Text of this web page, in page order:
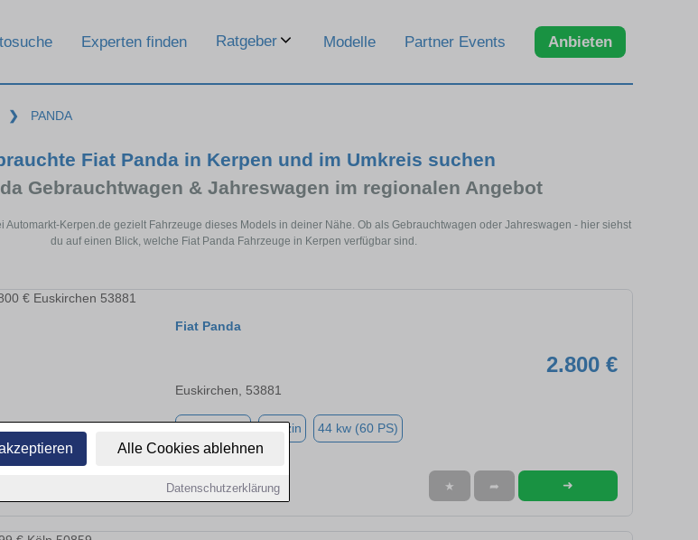
Alle Cookies ablehnen
Datenschutzerklärung
Experten finden Ratgeber Modelle Partner Events Anbieten
❯ PANDA
Fiat Panda in Kerpen und im Umkreis suchen
Gebrauchtwagen & Jahreswagen im regionalen Angebot
Automarkt-Kerpen.de gezielt Fahrzeuge dieses Models in deiner Nähe. Ob als Gebrauchtwagen oder Jahreswagen - hier siehst
du auf einen Blick, welche Fiat Panda Fahrzeuge in Kerpen verfügbar sind.
Fiat Panda
2.800 €
Euskirchen, 53881
Benzin 44 kw (60 PS)
★ ➦ ➜